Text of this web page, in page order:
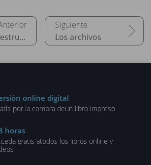
Tablas y estructuras Los archivos
online digital
por la compra deun libro impreso
horas
gratis atodos los libros online y